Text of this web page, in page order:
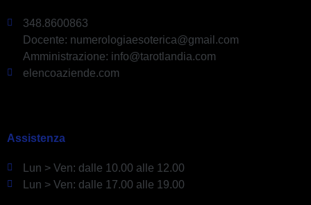
348.8600863
Docente: numerologiaesoterica@gmail.com
Amministrazione: info@tarotlandia.com
elencoaziende.com
Assistenza
Lun > Ven: dalle 10.00 alle 12.00
Lun > Ven: dalle 17.00 alle 19.00